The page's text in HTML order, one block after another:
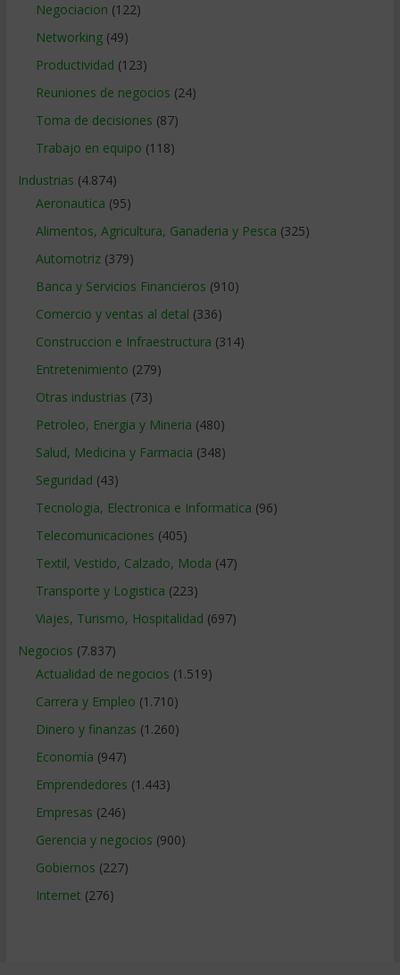
Negociacion (122)
Networking(49)
Productividad (123)
Reuniones de negocios (24)
Toma de decisiones (87)
Trabajo en equipo (118)
Industrias (4.874)
Aeronautica (95)
Alimentos, Agricultura, Ganaderia y Pesca (325)
Automotriz(379)
Banca y Servicios Financieros (910)
Comercio y ventas al detal (336)
Construccion e Infraestructura (314)
Entretenimiento (279)
Otras industrias (73)
Petroleo, Energia y Mineria (480)
Salud, Medicina y Farmacia (348)
Seguridad (43)
Tecnologia, Electronica e Informatica (96)
Telecomunicaciones (405)
Textil, Vestido, Calzado, Moda (47)
Transporte y Logistica (223)
Viajes, Turismo, Hospitalidad (697)
Negocios (7.837)
Actualidad de negocios (1.519)
Carrera y Empleo (1.710)
Dinero y finanzas (1.260)
Economía (947)
Emprendedores (1.443)
Empresas (246)
Gerencia y negocios (900)
Gobiernos (227)
Internet (276)